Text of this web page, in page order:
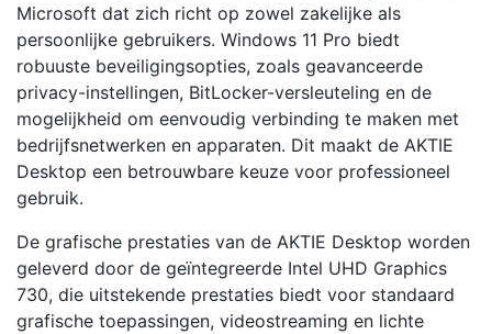
Microsoft dat zich richt op zowel zakelijke als
persoonlijke gebruikers. Windows 11 Pro biedt
robuuste beveiligingsopties, zoals geavanceerde
privacy-instellingen, BitLocker-versleuteling en de
mogelijkheid om eenvoudig verbinding te maken met
bedrijfsnetwerken en apparaten. Dit maakt de AKTIE
Desktop een betrouwbare keuze voor professioneel
gebruik.
De grafische prestaties van de AKTIE Desktop worden
geleverd door de geïntegreerde Intel UHD Graphics
730, die uitstekende prestaties biedt voor standaard
grafische toepassingen, videostreaming en lichte